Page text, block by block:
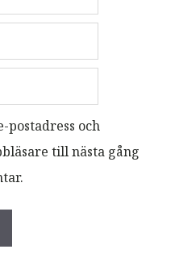
postadress och
till nästa gång